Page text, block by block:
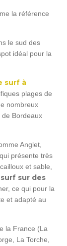
la référence
le sud des
idéal pour la
surf à
plages de
nombreux
Bordeaux
Anglet,
présente très
et sable,
sur des
ce qui pour la
et adapté au
la France (La
La Torche,